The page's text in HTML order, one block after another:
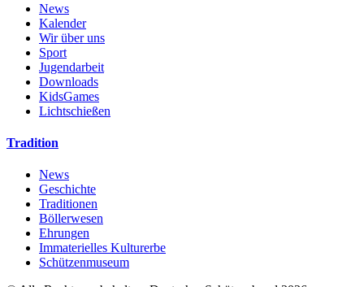
News
Kalender
Wir über uns
Sport
Jugendarbeit
Downloads
KidsGames
Lichtschießen
Tradition
News
Geschichte
Traditionen
Böllerwesen
Ehrungen
Immaterielles Kulturerbe
Schützenmuseum